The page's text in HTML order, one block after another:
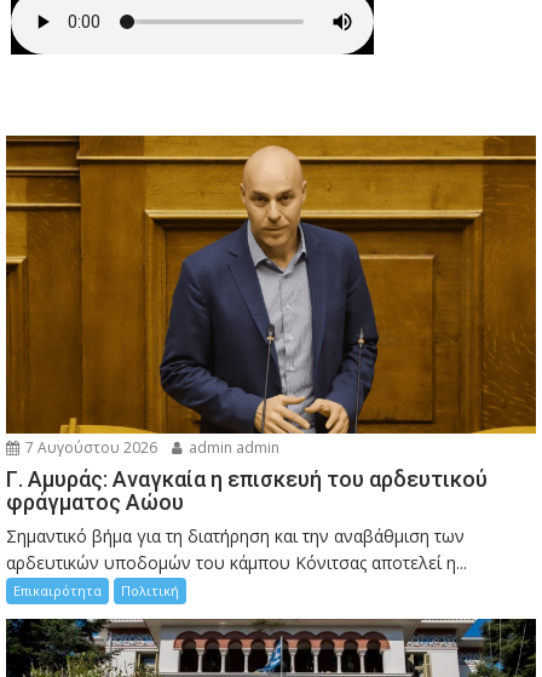
7 Αυγούστου 2026 admin admin
Γ. Αμυράς: Αναγκαία η επισκευή του αρδευτικού
φράγματος Αώου
Σημαντικό βήμα για τη διατήρηση και την αναβάθμιση των
αρδευτικών υποδομών του κάμπου Κόνιτσας αποτελεί η...
Επικαιρότητα Πολιτική